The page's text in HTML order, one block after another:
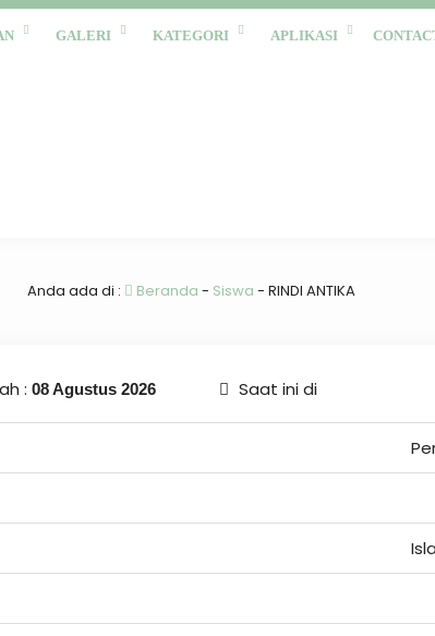
GALERI KATEGORI APLIKASI
Anda ada di : Beranda - Siswa - RINDI ANTIKA
: 08 Agustus 2026 Saat ini di